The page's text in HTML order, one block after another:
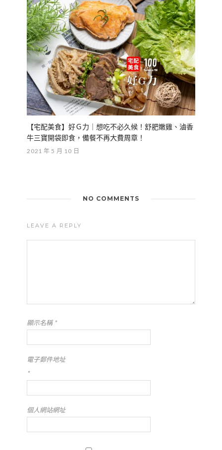
【宅配美食】好Ｇ力｜想吃不必久候！舒肥嫩雞、滷香
牛三寶開袋即食，備餐不再大費周章！
2021 年 5 月 10 日
NO COMMENTS
LEAVE A REPLY
顯示名稱*
電子郵件地址
*
個人網站網址